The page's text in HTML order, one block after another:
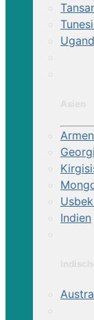
Indien